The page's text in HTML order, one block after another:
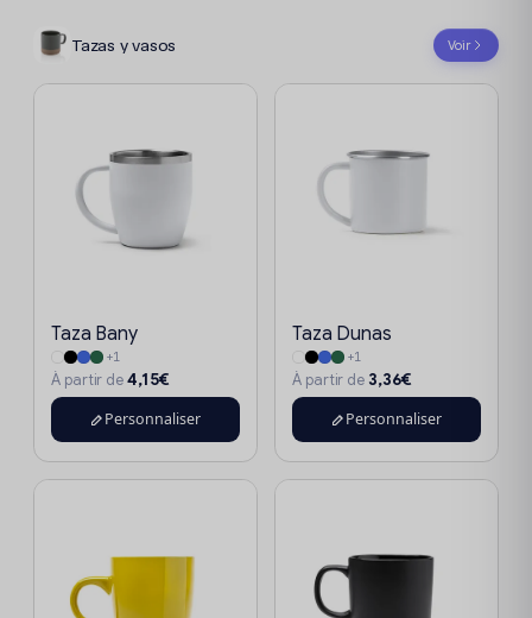
Tazas y vasos Voir
Taza Bany
+1
À partir de4,15€
Personnaliser
Taza Dunas
+1
À partir de 3,36€
Personnaliser